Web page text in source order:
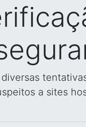
a sites